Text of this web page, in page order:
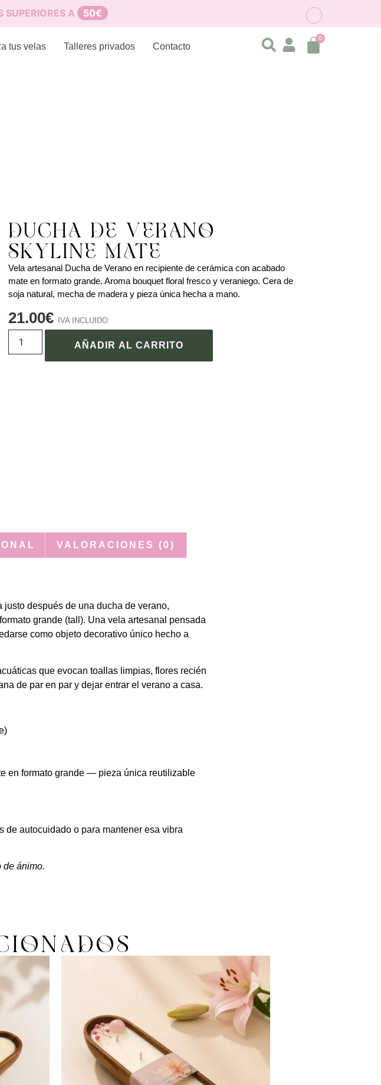
SUPERIORES A 50€
tus velas Talleres privados Contacto
0
DUCHA DE VERANO –
SKYLINE MATE
Vela artesanal Ducha de Verano en recipiente de cerámica con acabado
mate en formato grande. Aroma bouquet floral fresco y veraniego. Cera de
soja natural, mecha de madera y pieza única hecha a mano.
21.00€ IVA INCLUIDO
AÑADIR AL CARRITO
VALORACIONES (0)
después de una ducha de verano,
grande (tall). Una vela artesanal pensada
como objeto decorativo único hecho a
que evocan toallas limpias, flores recién
de par en par y dejar entrar el verano a casa.
en formato grande — pieza única reutilizable
de autocuidado o para mantener esa vibra
ánimo.